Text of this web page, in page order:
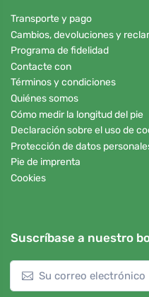
Transporte y pago
Cambios, devoluciones y
Programa de fidelidad
Contacte con
Términos y condiciones
Quiénes somos
Cómo medir la longitud del pie
Declaración sobre el uso de
Protección de datos
Pie de imprenta
Cookies
Suscríbase a nuestro